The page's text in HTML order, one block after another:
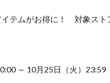
テムがお得に！ 対象スト
～ 10月25日（火）23:59